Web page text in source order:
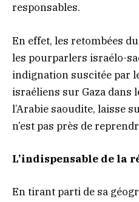
responsables.
En effet, les retombées
les pourparlers israélo-
indignation suscitée par
israéliens sur Gaza dans
l’Arabie saoudite, laisse
n’est pas près de
L’indispensable de la
En tirant parti de sa